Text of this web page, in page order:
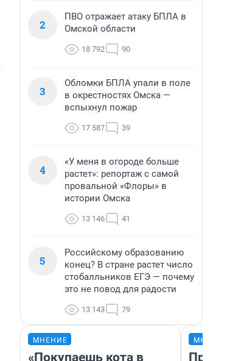
2
ПВО отражает атаку БПЛА в
Омской области
18 792 90
3
Обломки БПЛА упали в поле
в окрестностях Омска —
вспыхнул пожар
17 587 39
4
«У меня в огороде больше
растет»: репортаж с самой
провальной «Флоры» в
истории Омска
13 146 41
5
Российскому образованию
конец? В стране растет число
стобалльников ЕГЭ — почему
это не повод для радости
13 143 79
МНЕНИЕ
«Покупаешь кота в